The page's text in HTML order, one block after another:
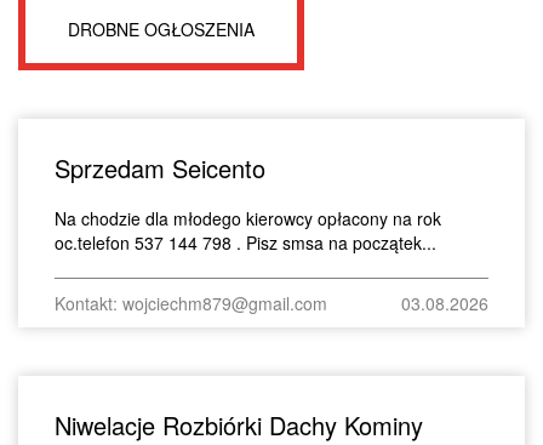
DROBNE OGŁOSZENIA
Sprzedam Seicento
Na chodzie dla młodego kierowcy opłacony na rok
oc.telefon 537 144 798 . Pisz smsa na początek...
Kontakt: wojciechm879@gmail.com 03.08.2026
Niwelacje Rozbiórki Dachy Kominy